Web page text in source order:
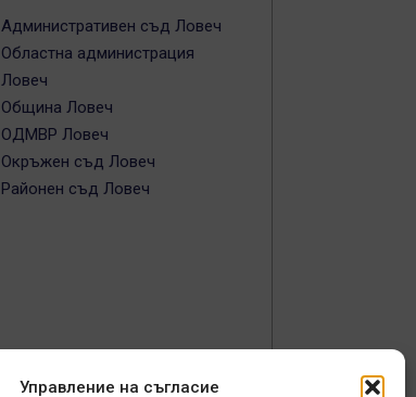
Управление на съгласие
Административен съд Ловеч
Областна администрация
Ловеч
Община Ловеч
ОДМВР Ловеч
Окръжен съд Ловеч
Районен съд Ловеч